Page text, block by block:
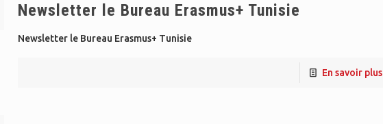
Newsletter le Bureau Erasmus+ Tunisie
Newsletter le Bureau Erasmus+ Tunisie
En savoir plus